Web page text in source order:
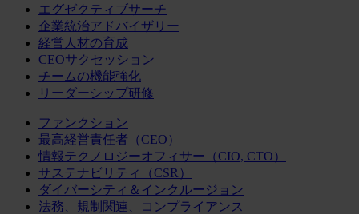
エグゼクティブサーチ
企業統治アドバイザリー
経営人材の育成
CEOサクセッション
チームの機能強化
リーダーシップ研修
ファンクション
最高経営責任者（CEO）
情報テクノロジーオフィサー（CIO, CTO）
サステナビリティ（CSR）
ダイバーシティ＆インクルージョン
法務、規制関連、コンプライアンス